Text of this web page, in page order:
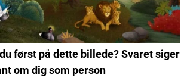
først på dette billede? Svaret siger
om dig som person